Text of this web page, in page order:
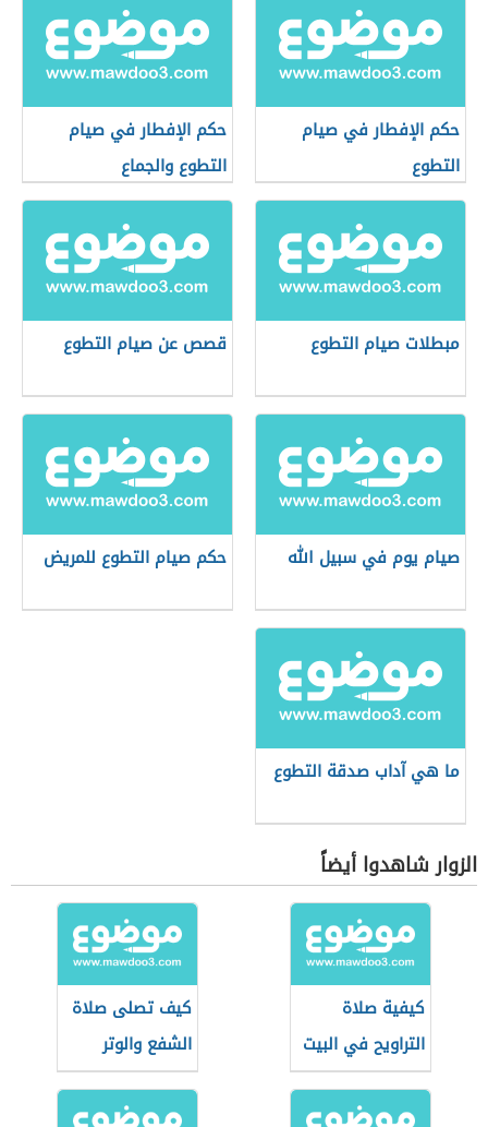
حكم الإفطار في صيام
التطوع
حكم الإفطار في صيام
التطوع والجماع
مبطلات صيام التطوع قصص عن صيام التطوع
صيام يوم في سبيل الله حكم صيام التطوع للمريض
ما هي آداب صدقة التطوع
الزوار شاهدوا أيضاً
كيفية صلاة
التراويح في البيت
كيف تصلى صلاة
الشفع والوتر